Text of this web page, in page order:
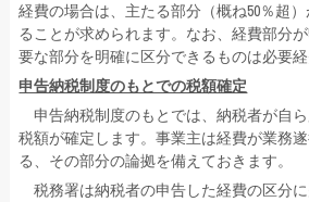
経費の場合は、主たる部分（概ね50％超
ることが求められます。なお、経費部分
要な部分を明確に区分できるものは必要
申告納税制度のもとでの税額確定
申告納税制度のもとでは、納税者が自
税額が確定します。事業主は経費が業務
る、その部分の論拠を備えておきます。
税務署は納税者の申告した経費の区分